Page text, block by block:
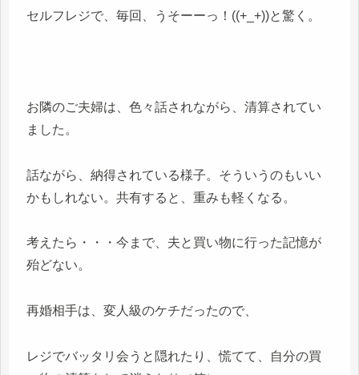
セルフレジで、毎回、うそーーっ！((+_+))と驚く。
お隣のご夫婦は、色々話されながら、清算されてい
ました。
話ながら、納得されている様子。そういうのもいい
かもしれない。共有すると、重みも軽くなる。
考えたら・・・今まで、夫と買い物に行った記憶が
殆どない。
再婚相手は、変人級のケチだったので、
レジでバッタリ会うと隠れたり、慌てて、自分の買